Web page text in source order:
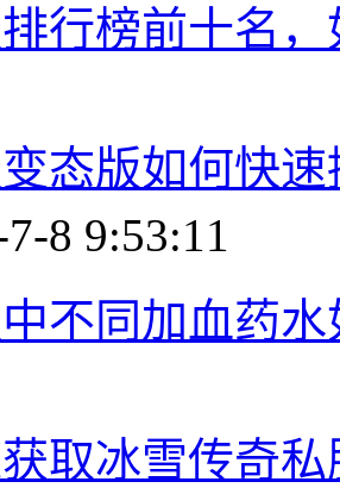
行榜前十名
态版如何快
8 9:53:11
不同加血药
取冰雪传奇